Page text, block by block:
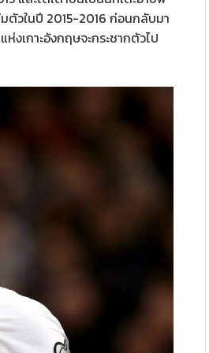
วในปี 2015-2016 ก่อนกลับมา
งเกาะอังกฤษจะกระชากตัวไป